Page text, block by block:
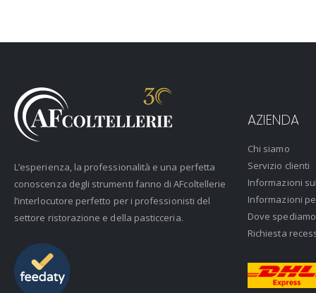
L’esperienza, la professionalità e una perfetta
conoscenza degli strumenti fanno di AFcoltellerie
l’interlocutore perfetto per i professionisti del
settore ristorazione e della pasticceria.
AZIENDA
Chi siamo
Servizio clienti
Informazioni
Informazioni
Dove spediamo
Richiesta